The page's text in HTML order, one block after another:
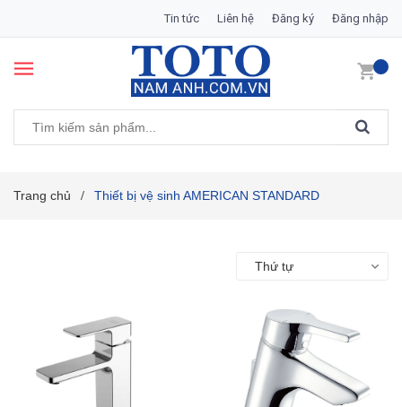
Tin tức Liên hệ Đăng ký Đăng nhập
Trang chủ / Thiết bị vệ sinh AMERICAN STANDARD
Thứ tự